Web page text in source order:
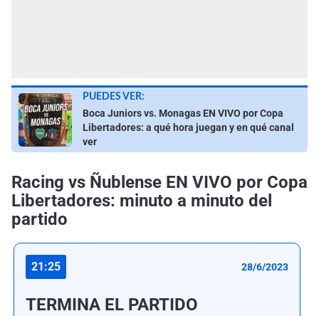
PUEDES VER:
Boca Juniors vs. Monagas EN VIVO por Copa
Libertadores: a qué hora juegan y en qué canal
ver
Racing vs Ñublense EN VIVO por Copa
Libertadores: minuto a minuto del
partido
21:25 28/6/2023
TERMINA EL PARTIDO